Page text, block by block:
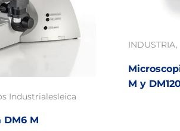
Industrialesleica
DM6 M
INDUSTRIA,
M y